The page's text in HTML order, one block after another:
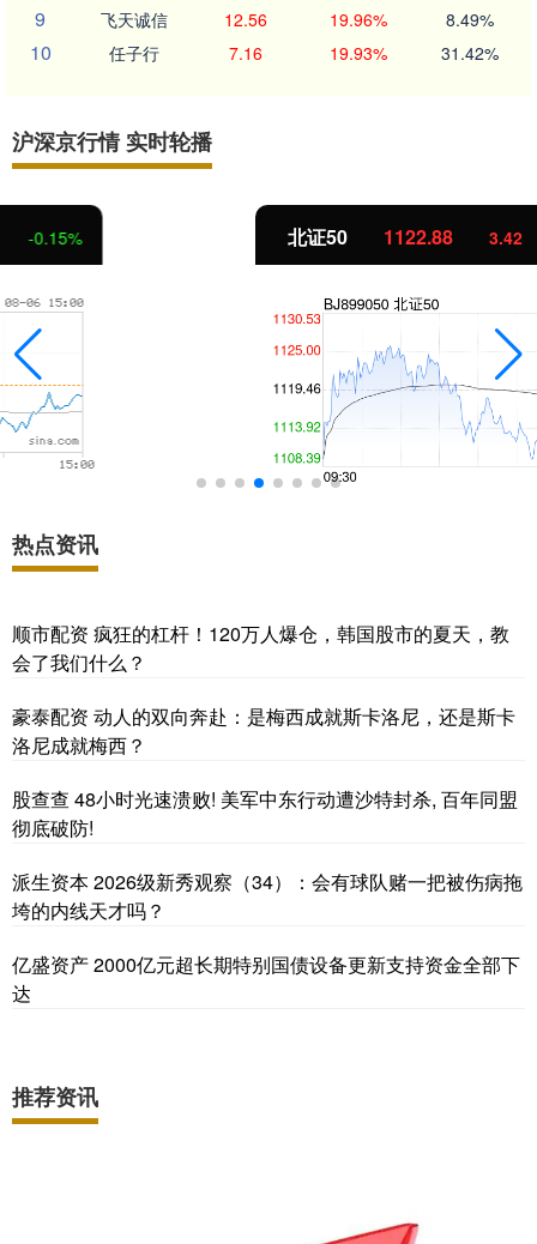
9 飞天诚信 12.56 19.96% 8.49%
10 任子行 7.16 19.93% 31.42%
沪深京行情 实时轮播
3.42 0.30%
热点资讯
顺市配资 疯狂的杠杆！120万人爆仓，韩国股市的夏天，教
会了我们什么？
豪泰配资 动人的双向奔赴：是梅西成就斯卡洛尼，还是斯卡
洛尼成就梅西？
股查查 48小时光速溃败! 美军中东行动遭沙特封杀, 百年同盟
彻底破防!
派生资本 2026级新秀观察（34）：会有球队赌一把被伤病拖
垮的内线天才吗？
亿盛资产 2000亿元超长期特别国债设备更新支持资金全部下
达
推荐资讯